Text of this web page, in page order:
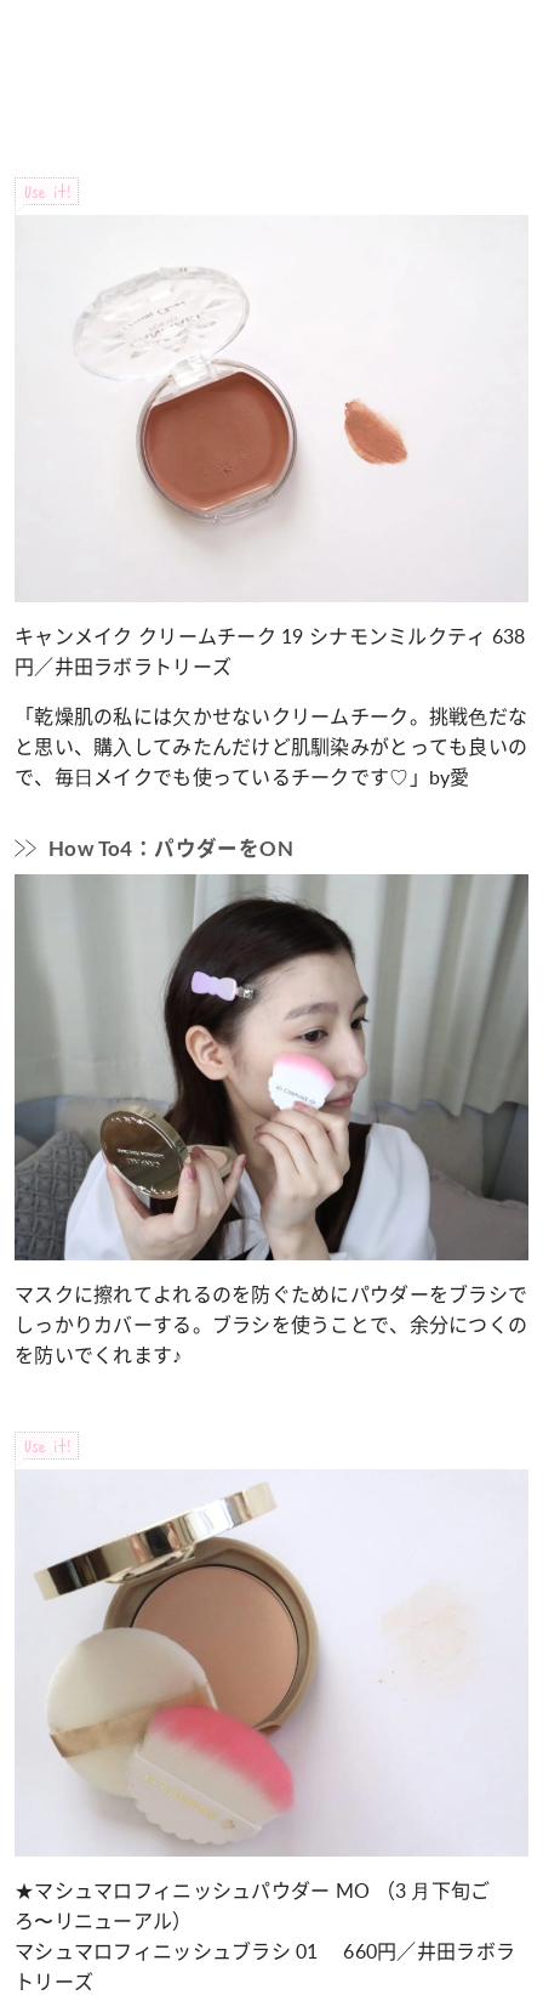
Use it!
キャンメイク クリームチーク 19 シナモンミルクティ 638
円／井田ラボラトリーズ
「乾燥肌の私には⽋かせないクリームチーク。挑戦⾊だな
と思い、購⼊してみたんだけど肌馴染みがとっても良いの
で、毎⽇メイクでも使っているチークです♡」by愛
How To4：パウダーをON
マスクに擦れてよれるのを防ぐためにパウダーをブラシで
しっかりカバーする。ブラシを使うことで、余分につくの
を防いでくれます♪
Use it!
★マシュマロフィニッシュパウダー MO （3 ⽉下旬ご
ろ〜リニューアル）
マシュマロフィニッシュブラシ 01 660円／井田ラボラ
トリーズ